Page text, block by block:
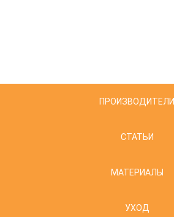
ПРОИЗВОДИТЕЛИ
СТАТЬИ
МАТЕРИАЛЫ
УХОД